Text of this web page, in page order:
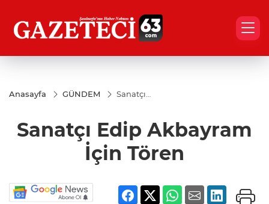
Anasayfa GÜNDEM
Sanatçı
İçin Tören
Sanatçı Edip Akbayram
İçin Tören